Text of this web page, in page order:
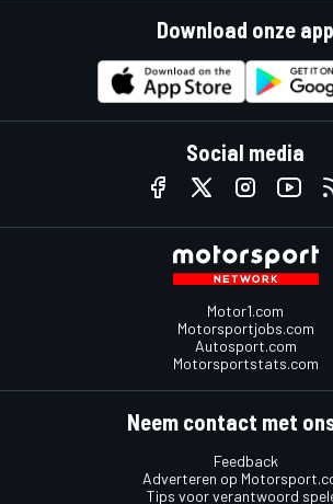
Download onze app
Social media
Motor1.com
Motorsportjobs.com
Autosport.com
Motorsportstats.com
Neem contact met
Feedback
Adverteren op
Tips voor verantwoord